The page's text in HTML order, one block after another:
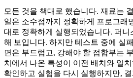
모든 것을 책대로 했습니다. 재료는
일은 소수점까지 정확하게 프로그래
대로 정확하게 실행되었습니다. 퍼니
해 보입니다. 하지만 테스트 중에 실
면은 부드럽고, 강해야 할 접합부는
치에서 나온 특성이 이전 배치와 일
확인하고 실험을 다시 실행하지만,